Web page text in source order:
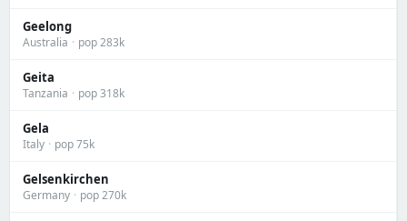
Geelong
Australia · pop 283k
Geita
Tanzania · pop 318k
Gela
Italy · pop 75k
Gelsenkirchen
Germany · pop 270k